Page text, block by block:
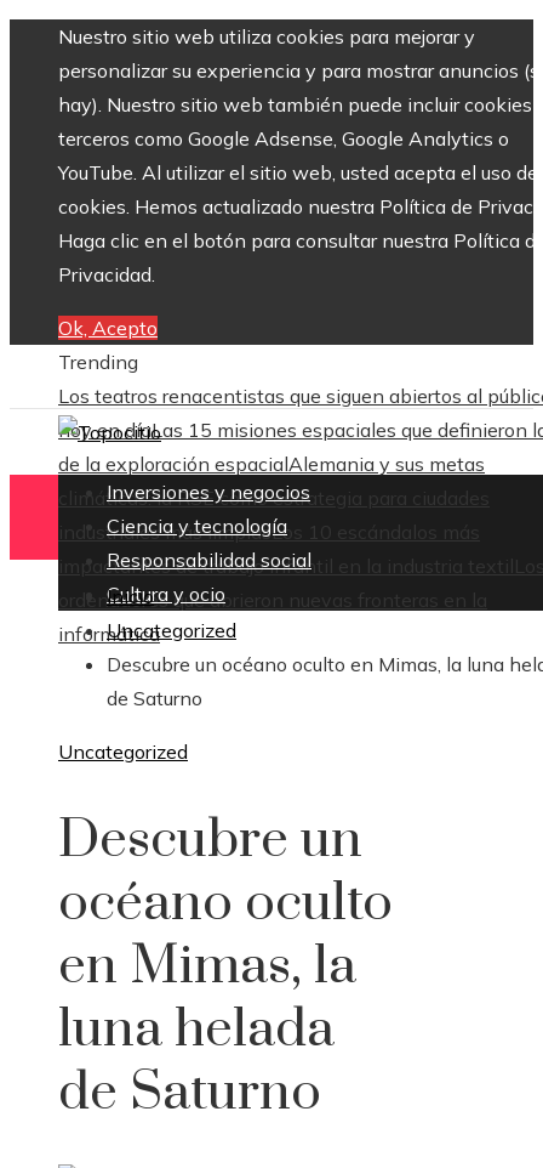
Nuestro sitio web utiliza cookies para mejorar y
personalizar su experiencia y para mostrar anuncios
hay). Nuestro sitio web también puede incluir cookies
terceros como Google Adsense, Google Analytics o
YouTube. Al utilizar el sitio web, usted acepta el uso de
cookies. Hemos actualizado nuestra Política de
Haga clic en el botón para consultar nuestra Política
Privacidad.
Ok, Acepto
Trending
Los teatros renacentistas que siguen abiertos al
hoy en díaLas 15 misiones espaciales que definieron
de la exploración espacialAlemania y sus metas
climáticas: la RSE como estrategia para ciudades
industriales más limpiasLos 10 escándalos más
impactantes de trabajo infantil en la industria textil
ordenadores que abrieron nuevas fronteras en la
informática
Inversiones y negocios
Ciencia y tecnología
Responsabilidad social
Cultura y ocio
Inicio
Uncategorized
Descubre un océano oculto en Mimas, la luna
de Saturno
Uncategorized
Descubre un
océano oculto
en Mimas, la
luna helada
de Saturno